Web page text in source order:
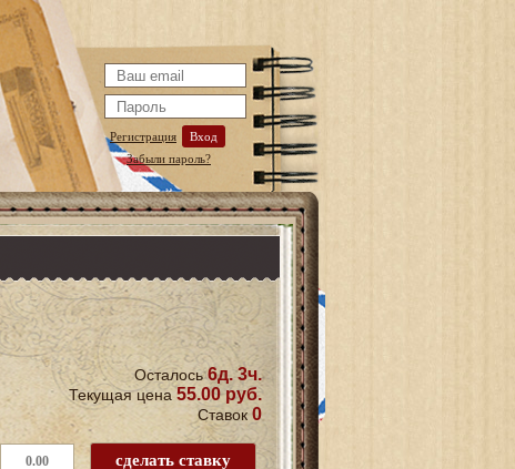
Регистрация
Вход
Забыли пароль?
Осталось6д. 3ч.
Текущая цена 55.00 руб.
Ставок 0